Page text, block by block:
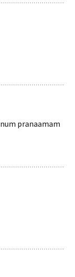
pranaamam